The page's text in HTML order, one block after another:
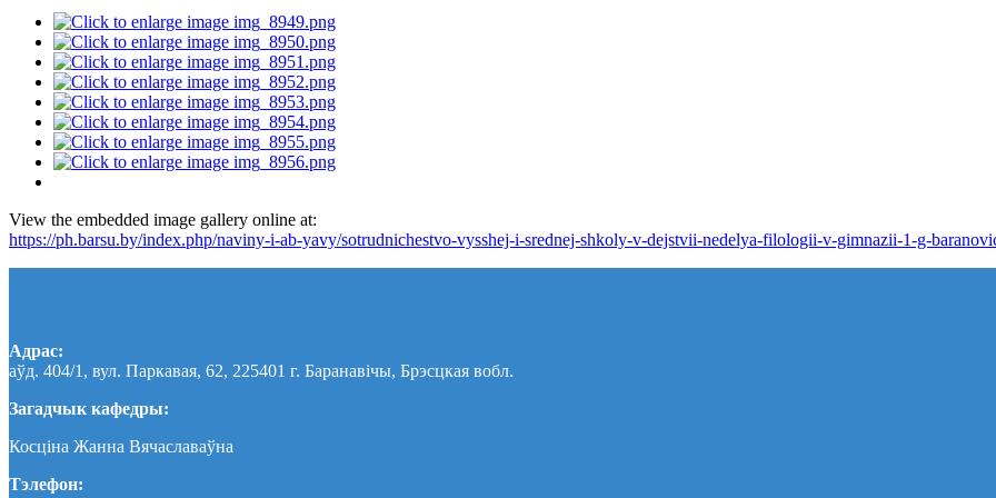
View the embedded image gallery online at:
https://ph.barsu.by/index.php/naviny-i-ab-yavy/sotrudnichestvo-vysshej-i-srednej-shkoly-v-dejstvii-nedelya-filologii-v-gimnazii-1-g-
Адрас:
аўд. 404/1, вул. Паркавая, 62, 225401 г. Баранавічы, Брэсцкая вобл.
Загадчык кафедры:
Косціна Жанна Вячаславаўна
Тэлефон: